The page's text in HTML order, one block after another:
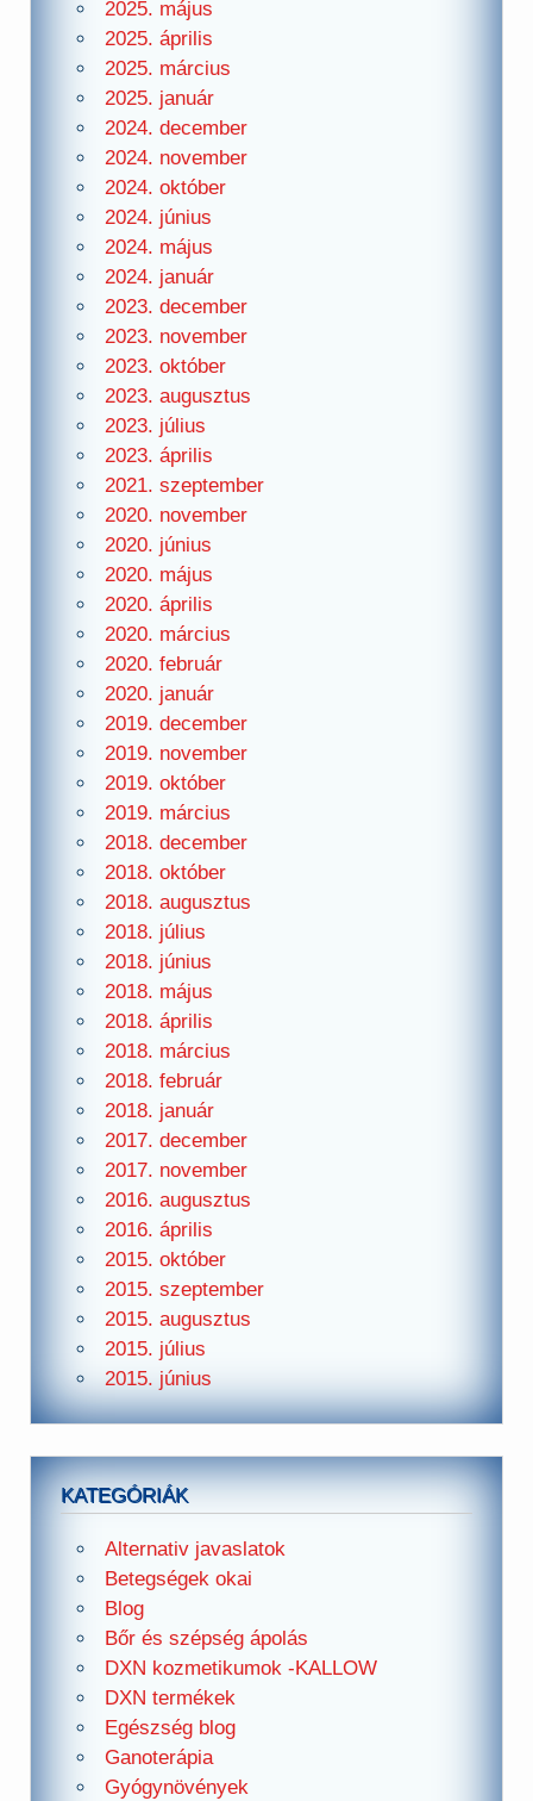
2025. május
2025. április
2025. március
2025. január
2024. december
2024. november
2024. október
2024. június
2024. május
2024. január
2023. december
2023. november
2023. október
2023. augusztus
2023. július
2023. április
2021. szeptember
2020. november
2020. június
2020. május
2020. április
2020. március
2020. február
2020. január
2019. december
2019. november
2019. október
2019. március
2018. december
2018. október
2018. augusztus
2018. július
2018. június
2018. május
2018. április
2018. március
2018. február
2018. január
2017. december
2017. november
2016. augusztus
2016. április
2015. október
2015. szeptember
2015. augusztus
2015. július
2015. június
KATEGÓRIÁK
Alternativ javaslatok
Betegségek okai
Blog
Bőr és szépség ápolás
DXN kozmetikumok -KALLOW
DXN termékek
Egészség blog
Ganoterápia
Gyógynövények